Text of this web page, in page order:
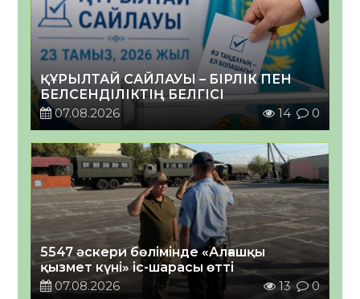
ҚҰРЫЛТАЙ САЙЛАУЫ – БІРЛІК ПЕН
БЕЛСЕНДІЛІКТІҢ БЕЛГІСІ
07.08.2026
14 0
5547 әскери бөлімінде «Алғашқы
қызмет күні» іс-шарасы өтті
07.08.2026
13 0